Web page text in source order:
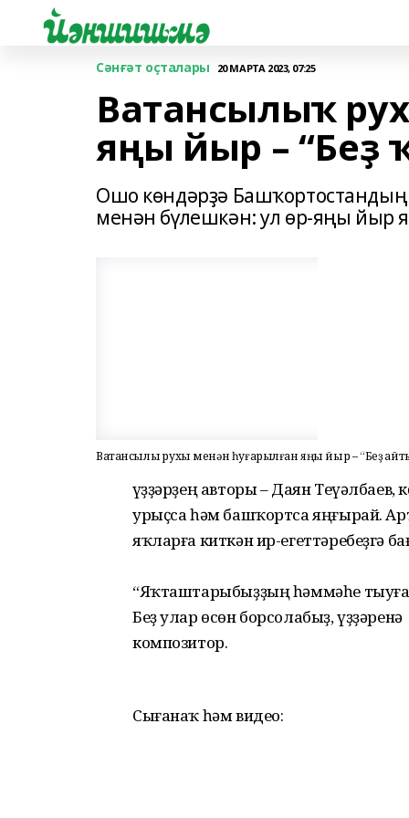
Сәнғәт оҫталары 20 МАРТА 2023, 07:25
Ватансылыҡ
яңы йыр – “Беҙ
Ошо көндәрҙә
менән бүлешкән: ул өр-яңы йыр
Ватансылыҡ рухы менән һуғарылған яңы йыр – “Беҙ
Һүҙҙәрҙең авторы – Даян
урыҫса һәм башҡортса яңғырай.
яҡларға киткән ир-егеттәребеҙгә
“Яҡташтарыбыҙҙың һәммәһе
Беҙ улар өсөн борсолабыҙ,
композитор.
Сығанаҡ һәм видео: